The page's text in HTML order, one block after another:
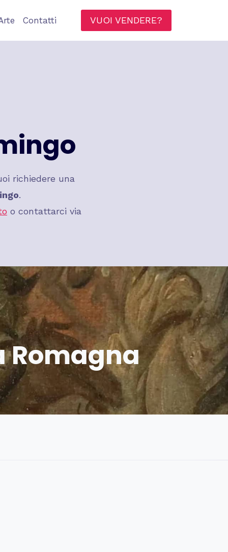
Contatti VUOI VENDERE?
richiedere una
.
o contattarci via
Romagna